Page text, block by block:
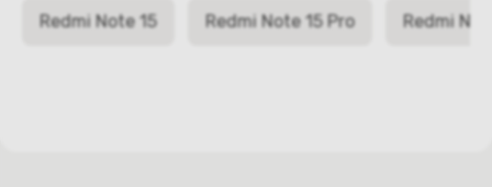
Redmi Note 15 Redmi Note 15 Pro Redmi